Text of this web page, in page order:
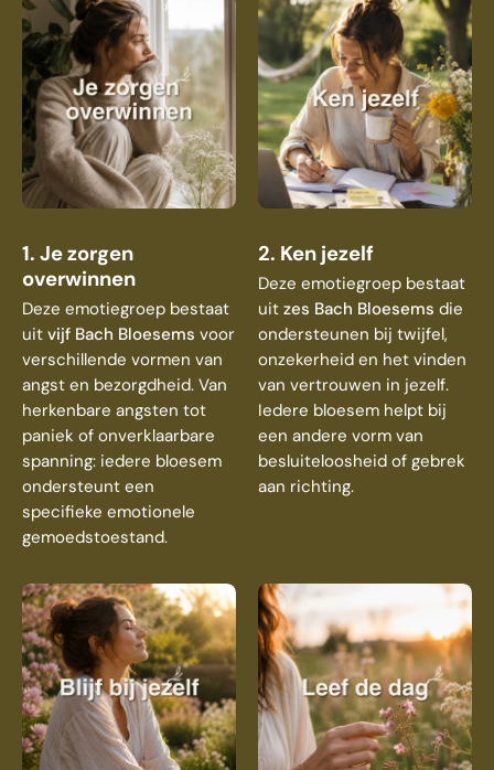
1. Je zorgen
overwinnen
Deze emotiegroep bestaat
uit vijf Bach Bloesems voor
verschillende vormen van
angst en bezorgdheid. Van
herkenbare angsten tot
paniek of onverklaarbare
spanning: iedere bloesem
ondersteunt een
specifieke emotionele
gemoedstoestand.
2. Ken jezelf
Deze emotiegroep bestaat
uit zes Bach Bloesems die
ondersteunen bij twijfel,
onzekerheid en het vinden
van vertrouwen in jezelf.
Iedere bloesem helpt bij
een andere vorm van
besluiteloosheid of gebrek
aan richting.